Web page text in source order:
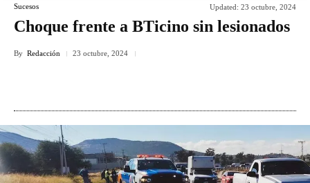
Sucesos Updated: 23 octubre, 2024
Choque frente a BTicino sin lesionados
By Redacción 23 octubre, 2024